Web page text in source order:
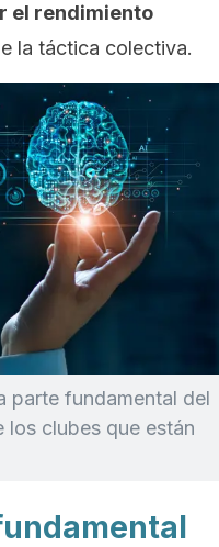
el rendimiento
la táctica colectiva.
parte fundamental del
los clubes que están